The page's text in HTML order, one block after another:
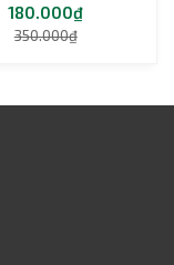
180.000₫
350.000₫